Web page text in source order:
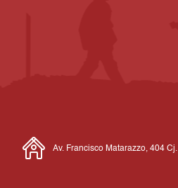
Av. Francisco Matarazzo, 404